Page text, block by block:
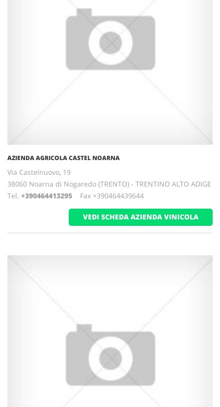
AZIENDA AGRICOLA CASTEL NOARNA
Via Castelnuovo, 19
38060 Noarna di Nogaredo (TRENTO) - TRENTINO ALTO ADIGE
Tel. +390464413295 Fax +390464439644
VEDI SCHEDA AZIENDA VINICOLA